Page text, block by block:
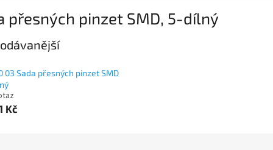
přesných pinzet SMD, 5-dílný
03 Sada přesných pinzet SMD
Kč